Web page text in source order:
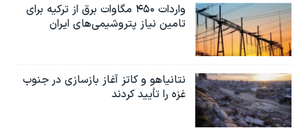
واردات ۴۵۰ مگاوات برق از ترکیه برای
تامین نیاز پتروشیمی‌های ایران
نتانیاهو و کاتز آغاز بازسازی در جنوب
غزه را تأیید کردند